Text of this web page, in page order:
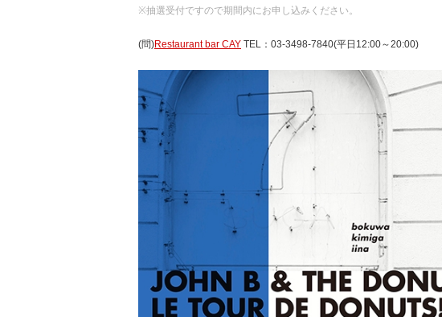
※抽選受付ですので期間内にお申し込みください。
(問)Restaurant bar CAY TEL：03-3498-7840(平日12:00～20:00)